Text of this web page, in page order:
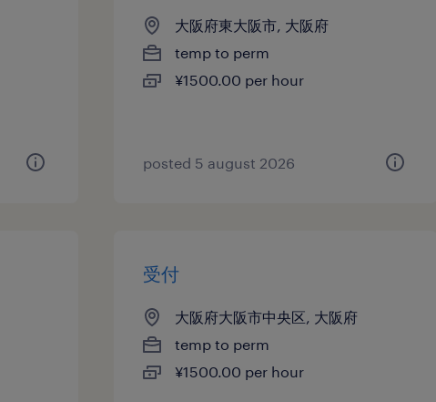
大阪府東大阪市, 大阪府
temp to perm
¥1500.00 per hour
posted 5 august 2026
受付
大阪府大阪市中央区, 大阪府
temp to perm
¥1500.00 per hour